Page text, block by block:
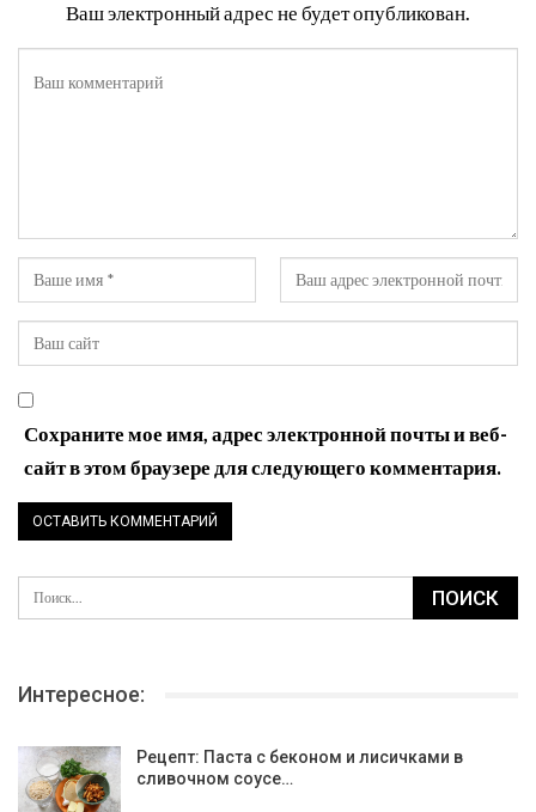
Ваш электронный адрес не будет опубликован.
Сохраните мое имя, адрес электронной почты и веб-
сайт в этом браузере для следующего комментария.
Интересное:
Рецепт: Паста с беконом и лисичками в
сливочном соусе…